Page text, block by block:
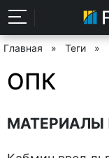
Главная » Теги »
ОПК
МАТЕРИАЛЫ